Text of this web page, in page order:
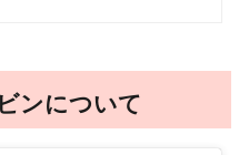
ンについて